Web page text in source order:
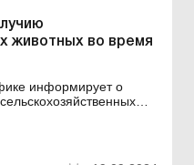
животных во время
информирует о